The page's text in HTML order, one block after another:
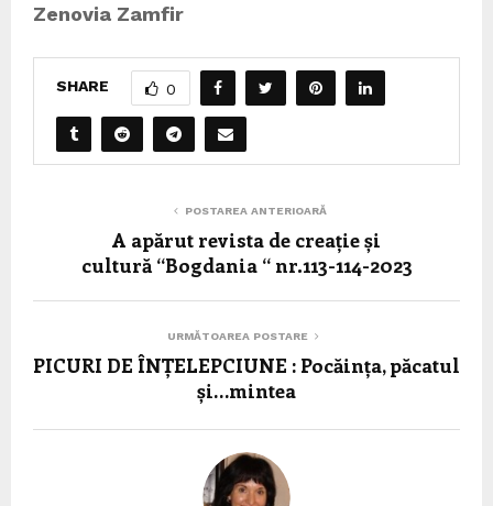
Zenovia Zamfir
SHARE 0
POSTAREA ANTERIOARĂ
A apărut revista de creație și
cultură “Bogdania “ nr.113-114-2023
URMĂTOAREA POSTARE
PICURI DE ÎNȚELEPCIUNE : Pocăința, păcatul
și…mintea